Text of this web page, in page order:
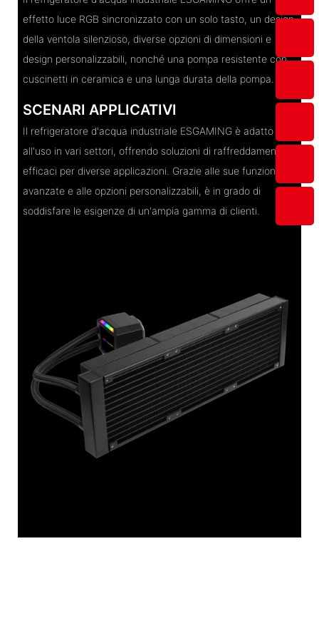
effetto luce RGB sincronizzato con un solo tasto, un design
della ventola silenzioso, diverse opzioni di dimensioni e
design personalizzabili, nonché una pompa resistente con
cuscinetti in ceramica e una lunga durata della pompa.
SCENARI APPLICATIVI
Il refrigeratore d'acqua industriale ESGAMING è adatto
all'uso in vari settori, offrendo soluzioni di raffreddamento
efficaci per diverse applicazioni. Grazie alle sue funzionalità
avanzate e alle opzioni personalizzabili, è in grado di
soddisfare le esigenze di un'ampia gamma di clienti.